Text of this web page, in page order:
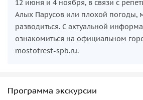
12 июня и 4 ноября, в связи с
Алых Парусов или плохой погоды,
разводиться. С актуальной
ознакомиться на официальном
mostotrest-spb.ru.
Программа экскурсии